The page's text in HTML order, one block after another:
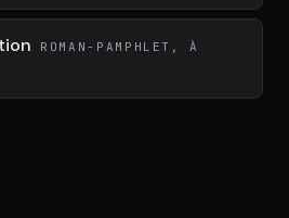
ROMAN-PAMPHLET, À